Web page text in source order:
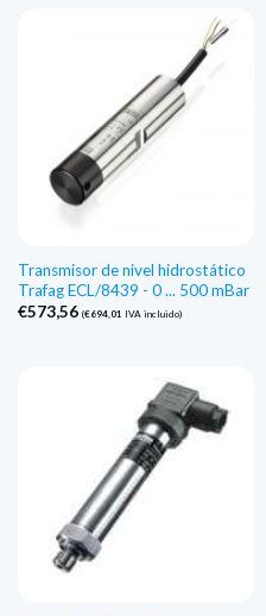
Transmisor de nivel hidrostático
Trafag ECL/8439 - 0 ... 500 mBar
€573,56 (€694,01 IVA incluido)